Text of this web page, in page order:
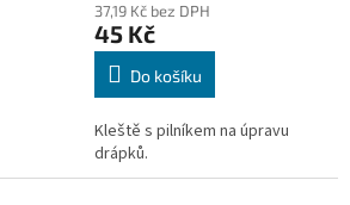
37,19 Kč bez DPH
45 Kč
Do košíku
Kleště s pilníkem na úpravu
drápků.